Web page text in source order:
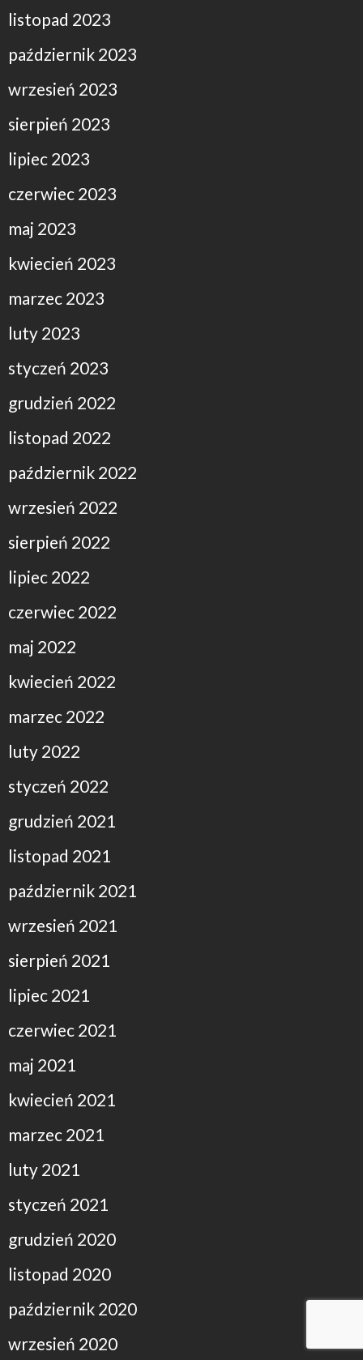
listopad 2023
październik 2023
wrzesień 2023
sierpień 2023
lipiec 2023
czerwiec 2023
maj 2023
kwiecień 2023
marzec 2023
luty 2023
styczeń 2023
grudzień 2022
listopad 2022
październik 2022
wrzesień 2022
sierpień 2022
lipiec 2022
czerwiec 2022
maj 2022
kwiecień 2022
marzec 2022
luty 2022
styczeń 2022
grudzień 2021
listopad 2021
październik 2021
wrzesień 2021
sierpień 2021
lipiec 2021
czerwiec 2021
maj 2021
kwiecień 2021
marzec 2021
luty 2021
styczeń 2021
grudzień 2020
listopad 2020
październik 2020
wrzesień 2020